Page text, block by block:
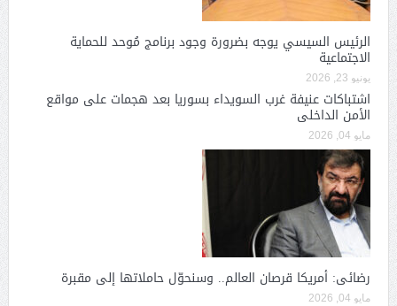
الرئيس السيسي يوجه بضرورة وجود برنامج مُوحد للحماية
الاجتماعية
يونيو 23, 2026
اشتباكات عنيفة غرب السويداء بسوريا بعد هجمات على مواقع
الأمن الداخلى
مايو 04, 2026
رضائى: أمريكا قرصان العالم.. وسنحوّل حاملاتها إلى مقبرة
مايو 04, 2026